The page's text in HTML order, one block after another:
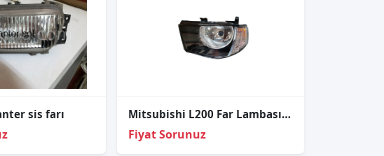
sis farı Mitsubishi L200 Far Lambası Sol Elektrikli Beyaz Sinyal
Fiyat Sorunuz